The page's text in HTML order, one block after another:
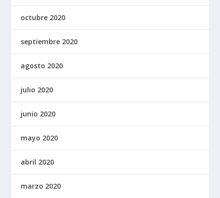
octubre 2020
septiembre 2020
agosto 2020
julio 2020
junio 2020
mayo 2020
abril 2020
marzo 2020